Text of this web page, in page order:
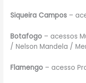
Siqueira Campos –
Botafogo – acessos
/ Nelson Mandela /
Flamengo – acesso